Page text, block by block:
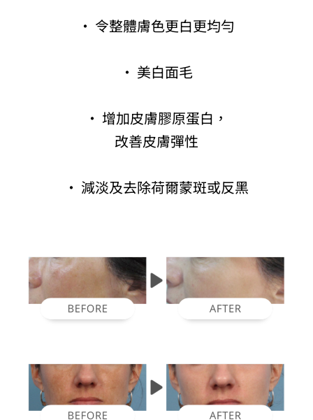
· 令整體膚色更白更均勻
· 美白面毛
· 增加皮膚膠原蛋白，
改善皮膚彈性
· 減淡及去除荷爾蒙斑或反黑